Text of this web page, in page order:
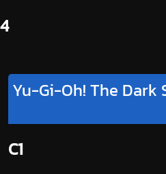
Yu-Gi-Oh! The Dark
C1